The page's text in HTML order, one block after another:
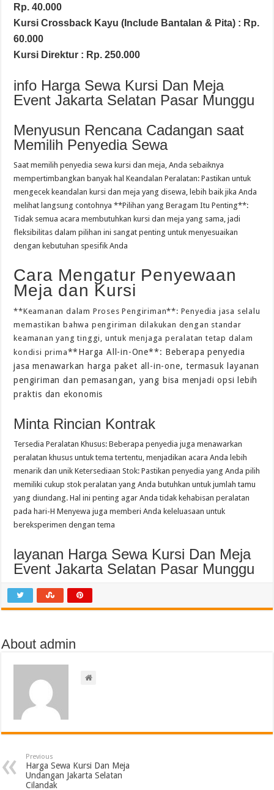
Rp. 40.000
Kursi Crossback Kayu (Include Bantalan & Pita) : Rp.
60.000
Kursi Direktur : Rp. 250.000
info Harga Sewa Kursi Dan Meja
Event Jakarta Selatan Pasar Munggu
Menyusun Rencana Cadangan saat
Memilih Penyedia Sewa
Saat memilih penyedia sewa kursi dan meja, Anda sebaiknya
mempertimbangkan banyak hal Keandalan Peralatan: Pastikan untuk
mengecek keandalan kursi dan meja yang disewa, lebih baik jika Anda
melihat langsung contohnya **Pilihan yang Beragam Itu Penting**:
Tidak semua acara membutuhkan kursi dan meja yang sama, jadi
fleksibilitas dalam pilihan ini sangat penting untuk menyesuaikan
dengan kebutuhan spesifik Anda
Cara Mengatur Penyewaan
Meja dan Kursi
**Keamanan dalam Proses Pengiriman**: Penyedia jasa selalu
memastikan bahwa pengiriman dilakukan dengan standar
keamanan yang tinggi, untuk menjaga peralatan tetap dalam
kondisi prima**Harga All-in-One**: Beberapa penyedia
jasa menawarkan harga paket all-in-one, termasuk layanan
pengiriman dan pemasangan, yang bisa menjadi opsi lebih
praktis dan ekonomis
Minta Rincian Kontrak
Tersedia Peralatan Khusus: Beberapa penyedia juga menawarkan
peralatan khusus untuk tema tertentu, menjadikan acara Anda lebih
menarik dan unik Ketersediaan Stok: Pastikan penyedia yang Anda pilih
memiliki cukup stok peralatan yang Anda butuhkan untuk jumlah tamu
yang diundang. Hal ini penting agar Anda tidak kehabisan peralatan
pada hari-H Menyewa juga memberi Anda keleluasaan untuk
bereksperimen dengan tema
layanan Harga Sewa Kursi Dan Meja
Event Jakarta Selatan Pasar Munggu
About admin
Previous
Harga Sewa Kursi Dan Meja
Undangan Jakarta Selatan
Cilandak